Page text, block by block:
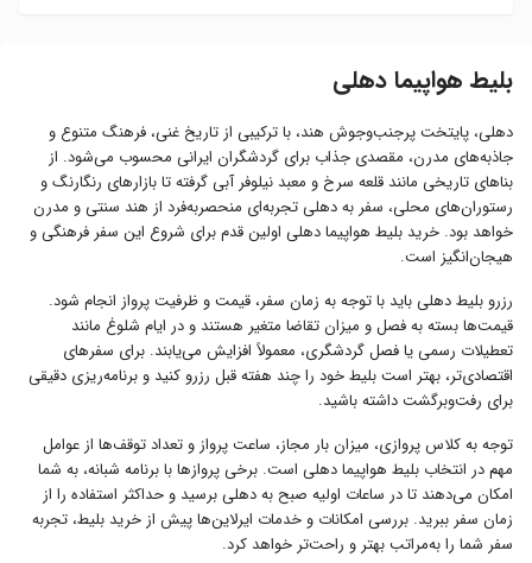
بلیط هواپیما دهلی
دهلی، پایتخت پرجنب‌وجوش هند، با ترکیبی از تاریخ غنی، فرهنگ متنوع و
جاذبه‌های مدرن، مقصدی جذاب برای گردشگران ایرانی محسوب می‌شود. از
بناهای تاریخی مانند قلعه سرخ و معبد نیلوفر آبی گرفته تا بازارهای رنگارنگ و
رستوران‌های محلی، سفر به دهلی تجربه‌ای منحصربه‌فرد از هند سنتی و مدرن
خواهد بود. خرید بلیط هواپیما دهلی اولین قدم برای شروع این سفر فرهنگی و
هیجان‌انگیز است.
رزرو بلیط دهلی باید با توجه به زمان سفر، قیمت و ظرفیت پرواز انجام شود.
قیمت‌ها بسته به فصل و میزان تقاضا متغیر هستند و در ایام شلوغ مانند
تعطیلات رسمی یا فصل گردشگری، معمولاً افزایش می‌یابند. برای سفرهای
اقتصادی‌تر، بهتر است بلیط خود را چند هفته قبل رزرو کنید و برنامه‌ریزی دقیقی
برای رفت‌و‌برگشت داشته باشید.
توجه به کلاس پروازی، میزان بار مجاز، ساعت پرواز و تعداد توقف‌ها از عوامل
مهم در انتخاب بلیط هواپیما دهلی است. برخی پروازها با برنامه شبانه، به شما
امکان می‌دهند تا در ساعات اولیه صبح به دهلی برسید و حداکثر استفاده را از
زمان سفر ببرید. بررسی امکانات و خدمات ایرلاین‌ها پیش از خرید بلیط، تجربه
سفر شما را به‌مراتب بهتر و راحت‌تر خواهد کرد.